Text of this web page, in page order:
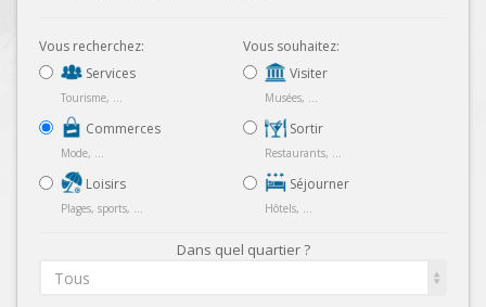
Vous recherchez:
Services
Tourisme, ...
Commerces
Mode, ...
Loisirs
Plages, sports, ...
Vous souhaitez:
Visiter
Musées, ...
Sortir
Restaurants, ...
Séjourner
Hôtels, ...
Dans quel quartier ?
Tous